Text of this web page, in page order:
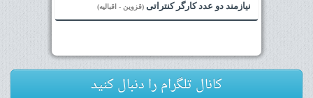
نیازمند دو عدد کارگر کنتراتی (قزوین - اقبالیه)
کانال تلگرام را دنبال کنید